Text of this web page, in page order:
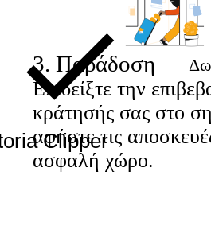
3. Παράδοση
Επιδείξτε την
κράτησής σας στο
αφήστε τις
ασφαλή χώρο.